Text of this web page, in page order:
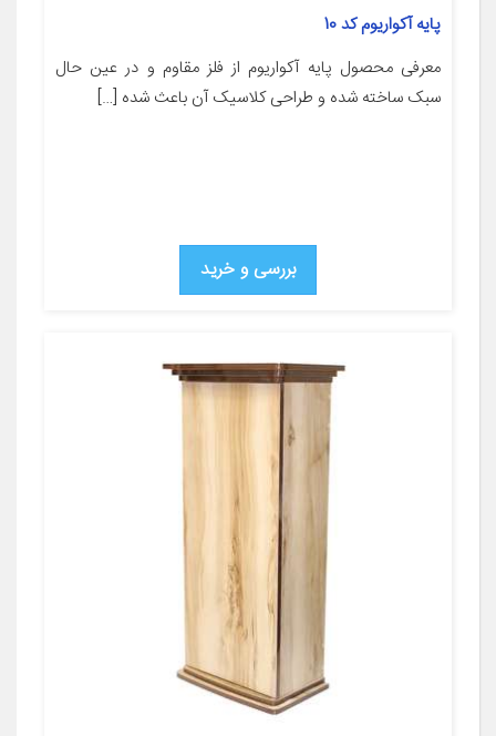
پایه آکواریوم کد 10
معرفی محصول پایه آکواریوم از فلز مقاوم و در عین حال
سبک ساخته شده و طراحی کلاسیک آن باعث شده […]
بررسی و خرید